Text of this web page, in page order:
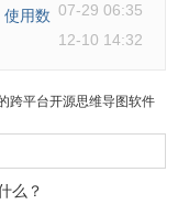
07-29 06:35
用数
12-10 14:32
跨平台开源思维导图软件
么？